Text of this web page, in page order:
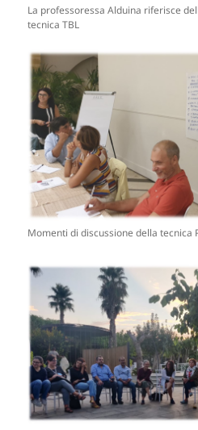
La professoressa Alduina riferisce
tecnica TBL
Momenti di discussione della tecnica